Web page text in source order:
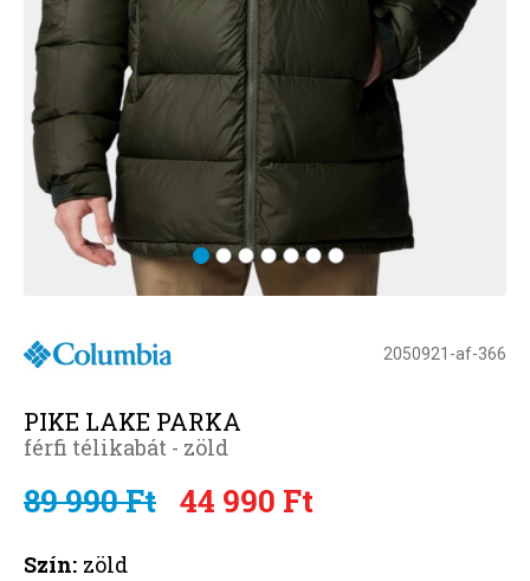
2050921-af-366
PIKE LAKE PARKA
férfi télikabát - zöld
89 990 Ft 44 990 Ft
Szín: zöld